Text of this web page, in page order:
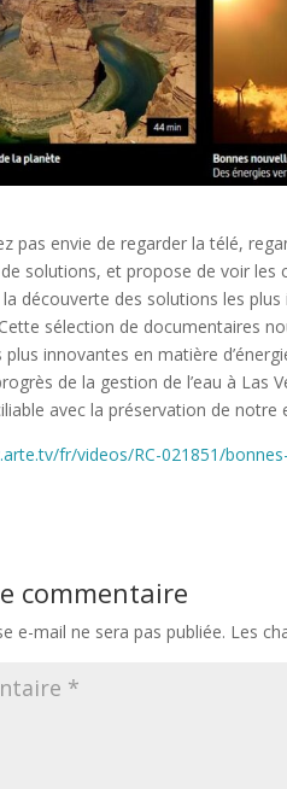
pas envie de regarder la télé,
solutions, et propose de voir les
découverte des solutions les plus
sélection de documentaires
innovantes en matière
de la gestion de l’eau à Las
avec la préservation de
fr/videos/RC-021851/
commentaire
e-mail ne sera pas publiée. Les